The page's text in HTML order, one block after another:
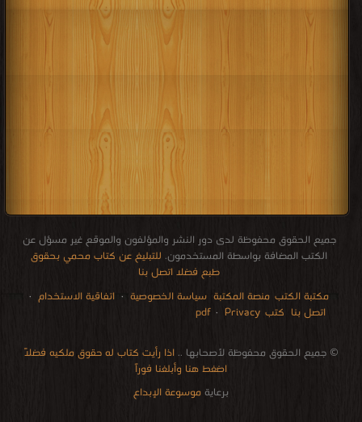
جميع الحقوق محفوظة لدى دور النشر والمؤلفون والموقع غير مسؤل عن
الكتب المضافة بواسطة المستخدمون. للتبليغ عن كتاب محمي بحقوق
طبع فضلا اتصل بنا
مكتبة الكتب منصة المكتبة سياسة الخصوصية · اتفاقية الاستخدام ·
اتصل بنا كتب pdf · Privacy
© جميع الحقوق محفوظة لأصحابها ..اذا رأيت كتاب له حقوق ملكيه فضلاً
اضغط هنا وأبلغنا فوراً
برعايةموسوعة الإبداع